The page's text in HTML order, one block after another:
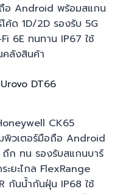
Urovo DT66